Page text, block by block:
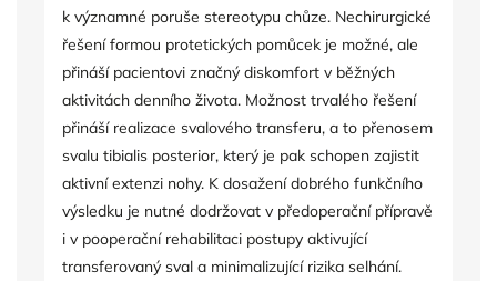
k významné poruše stereotypu chůze. Nechirurgické
řešení formou protetických pomůcek je možné, ale
přináší pacientovi značný diskomfort v běžných
aktivitách denního života. Možnost trvalého řešení
přináší realizace svalového transferu, a to přenosem
svalu tibialis posterior, který je pak schopen zajistit
aktivní extenzi nohy. K dosažení dobrého funkčního
výsledku je nutné dodržovat v předoperační přípravě
i v pooperační rehabilitaci postupy aktivující
transferovaný sval a minimalizující rizika selhání.